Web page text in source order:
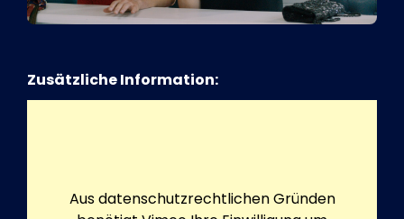
Zusätzliche Information:
Aus datenschutzrechtlichen Gründen